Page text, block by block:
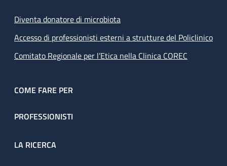
Diventa donatore di microbiota
Accesso di professionisti esterni a strutture del Policlinico
Comitato Regionale per l’Etica nella Clinica COREC
COME FARE PER
PROFESSIONISTI
LA RICERCA